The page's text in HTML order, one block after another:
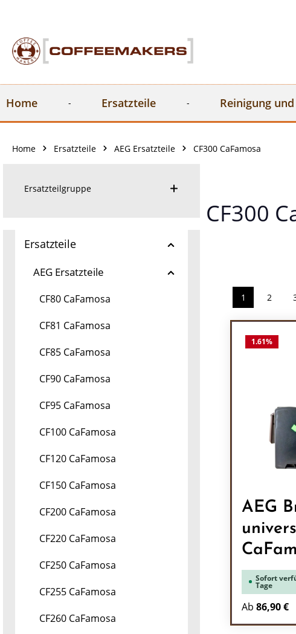
Home Ersatzteile Reinigung
Home Ersatzteile AEG Ersatzteile CF300 CaFamosa
Ersatzteilgruppe
Ersatzteile
AEG Ersatzteile
CF80 CaFamosa
CF81 CaFamosa
CF85 CaFamosa
CF90 CaFamosa
CF95 CaFamosa
CF100 CaFamosa
CF120 CaFamosa
CF150 CaFamosa
CF200 CaFamosa
CF220 CaFamosa
CF250 CaFamosa
CF255 CaFamosa
CF260 CaFamosa
CF300
Seite
1 Seite
2
1.61%
AEG
Sofort
Tage
Ab 86,90 €